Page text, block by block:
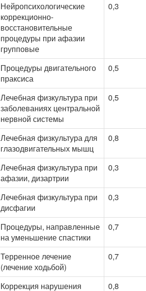
Нейропсихологические
коррекционно-
восстановительные
процедуры при афазии
групповые
0,3
Процедуры двигательного
праксиса
0,5
Лечебная физкультура при
заболеваниях центральной
нервной системы
0,5
Лечебная физкультура для
глазодвигательных мышц
0,8
Лечебная физкультура при
афазии, дизартрии
0,3
Лечебная физкультура при
дисфагии
0,3
Процедуры, направленные
на уменьшение спастики
0,7
Терренное лечение
(лечение ходьбой)
0,7
Коррекция нарушения 0,8